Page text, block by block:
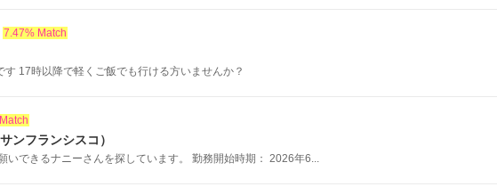
7.47% Match
17時以降で軽くご飯でも行ける方いませんか？
ンフランシスコ）
いできるナニーさんを探しています。 勤務開始時期： 2026年6...